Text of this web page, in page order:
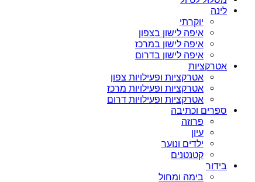
לינה
יוקרתי
איפה לישון בצפון
איפה לישון במרכז
איפה לישון בדרום
אטרקציות
אטרקציות ופעילויות צפון
אטרקציות ופעילויות מרכז
אטרקציות ופעילויות דרום
ספרים וכתיבה
פרוזה
עיון
ילדים ונוער
קטנטנים
בידור
בימה ומחול